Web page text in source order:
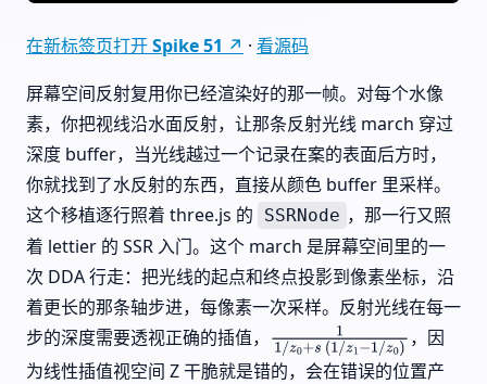
在新标签页打开 Spike 51 ↗ · 看源码
屏幕空间反射复用你已经渲染好的那一帧。对每个水像
素，你把视线沿水面反射，让那条反射光线 march 穿过
深度 buffer，当光线越过一个记录在案的表面后方时，
你就找到了水反射的东西，直接从颜色 buffer 里采样。
这个移植逐行照着 three.js 的
SSRNode ，那一行又照
着 lettier 的 SSR 入门。这个 march 是屏幕空间里的一
次 DDA 行走：把光线的起点和终点投影到像素坐标，沿
着更长的那条轴步进，每像素一次采样。反射光线在每一
步的深度需要透视正确的插值， 11/z0+s(1/z1−1/z0，因
为线性插值视空间 Z 干脆就是错的，会在错误的位置产